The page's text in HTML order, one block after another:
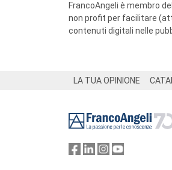
FrancoAngeli è membro
non profit per facilitare
contenuti digitali nelle
LA TUA OPINIONE